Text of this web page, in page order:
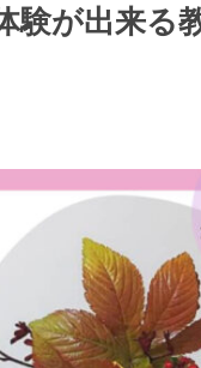
験が出来る